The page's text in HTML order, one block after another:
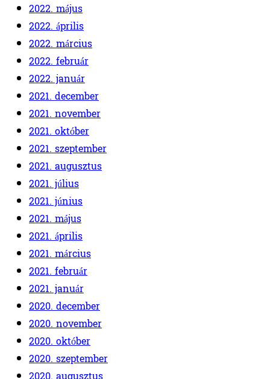
2022. május
2022. április
2022. március
2022. február
2022. január
2021. december
2021. november
2021. október
2021. szeptember
2021. augusztus
2021. július
2021. június
2021. május
2021. április
2021. március
2021. február
2021. január
2020. december
2020. november
2020. október
2020. szeptember